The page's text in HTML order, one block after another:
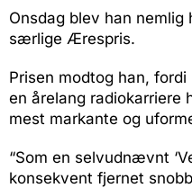
Onsdag blev han
særlige Ærespris.
Prisen modtog han, fordi
en årelang
mest markante og
“Som en selvudnævnt
konsekvent fjernet